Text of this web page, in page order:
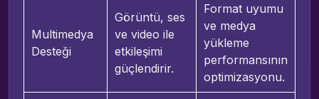
Multimedya
Desteği
Görüntü, ses
ve video ile
etkileşimi
güçlendirir.
Format uyumu
ve medya
yükleme
performansının
optimizasyonu.